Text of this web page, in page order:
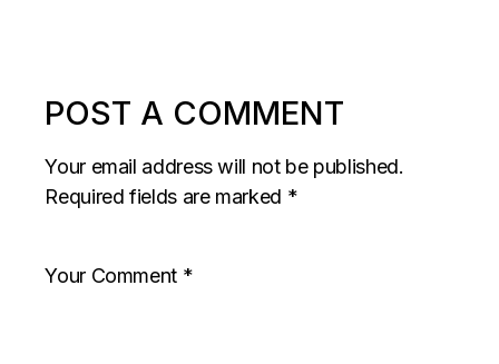
POST A COMMENT
Your email address will not be published.
Required fields are marked *